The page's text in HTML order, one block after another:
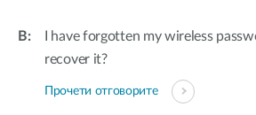
I have forgotten my wireless
recover it?
Прочети отговорите